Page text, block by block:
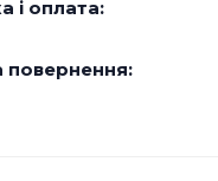
і оплата:
повернення: